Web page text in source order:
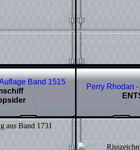
Band 1515
Perry Rhodan